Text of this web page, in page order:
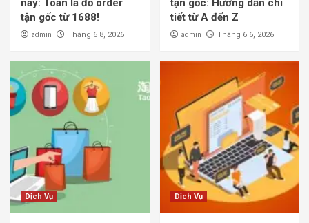
này: Toàn là đồ order
tận gốc từ 1688!
admin Tháng 6 8, 2026
tận gốc: Hướng dẫn chi
tiết từ A đến Z
admin Tháng 6 6, 2026
Dịch Vụ Dịch Vụ